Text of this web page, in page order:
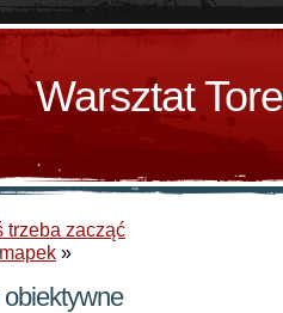
Warsztat
trzeba zacząć
»